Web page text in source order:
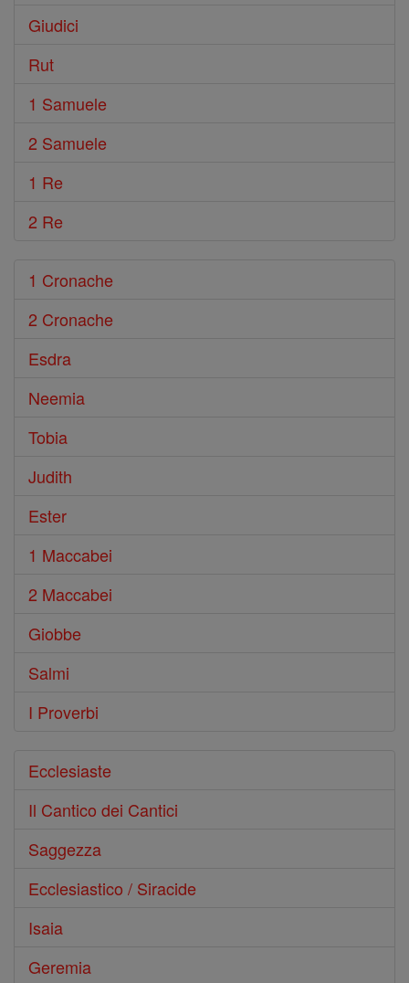
Giudici
Rut
1 Samuele
2 Samuele
1 Re
2 Re
1 Cronache
2 Cronache
Esdra
Neemia
Tobia
Judith
Ester
1 Maccabei
2 Maccabei
Giobbe
Salmi
I Proverbi
Ecclesiaste
Il Cantico dei Cantici
Saggezza
Ecclesiastico / Siracide
Isaia
Geremia